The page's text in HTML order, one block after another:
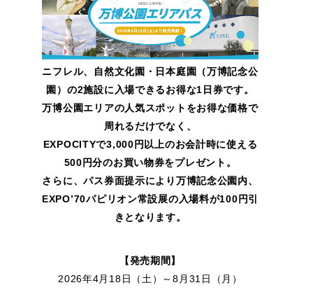
ニフレル、自然文化園・日本庭園（万博記念公
園）の2施設に入場できるお得な1日券です。
万博公園エリアの人気スポットをお得な価格で
周れるだけでなく、
EXPOCITYで3,000円以上のお会計時に使える
500円分のお買い物券をプレゼント。
さらに、パス券面提示により万博記念公園内、
EXPO’70パピリオン常設展の入場料が100円引
きとなります。
【発売期間】
2026年4月18日（土）～8月31日（月）